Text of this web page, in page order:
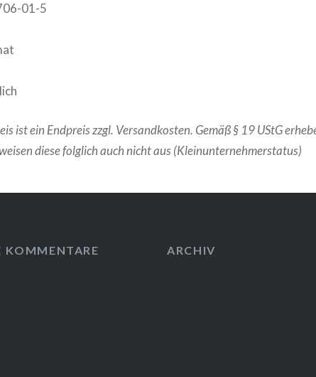
01-5
ist ein Endpreis zzgl. Versandkosten. Gemäß § 19 UStG
diese folglich auch nicht aus (Kleinunternehmerstatus)
KOMMENTARE ARCHIV